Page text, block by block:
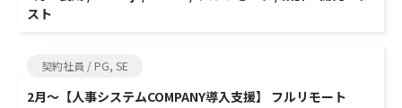
スト
契約社員 / PG, SE
2月～【人事システムCOMPANY導入支援】 フルリモート